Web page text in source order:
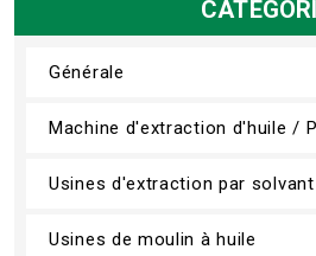
Générale
Machine d'extraction d'huile /
Usines d'extraction par solvant
Usines de moulin à huile